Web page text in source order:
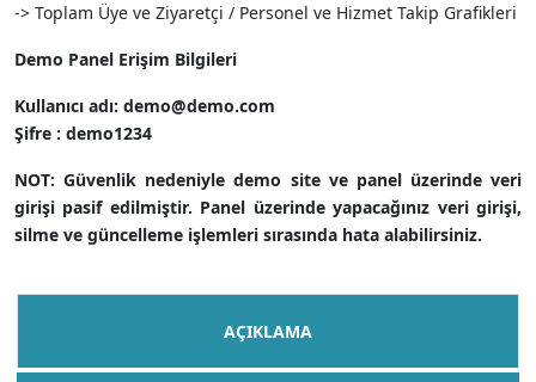
-> Toplam Üye ve Ziyaretçi / Personel ve Hizmet Takip Grafikleri
Demo Panel Erişim Bilgileri
Kullanıcı adı: demo@demo.com
Şifre : demo1234
NOT: Güvenlik nedeniyle demo site ve panel üzerinde veri
girişi pasif edilmiştir. Panel üzerinde yapacağınız veri girişi,
silme ve güncelleme işlemleri sırasında hata alabilirsiniz.
AÇIKLAMA